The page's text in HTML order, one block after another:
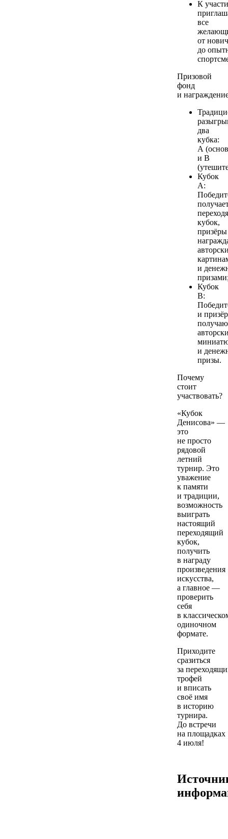
К
все
от
до
Призовой
фонд
и
два
кубка:
А
и В
Кубок
А:
кубок,
призёры
и
Кубок
В:
и
и
призы.
Почему
стоит
участвовать?
«Кубок
Денисова» —
это
не просто
рядовой
летний
турнир. Это
уважение
к памяти
и традиции,
возможность
выиграть
настоящий
переходящий
кубок,
получить
в награду
произведения
искусства,
а главное —
проверить
себя
в
одиночном
формате.
Приходите
сразиться
за
трофей
и вписать
своё имя
в историю
турнира.
До встречи
на площадках
4 июля!